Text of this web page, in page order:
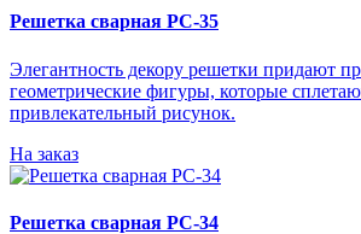
Решетка сварная РС-35
Элегантность декору решетки придают
геометрические фигуры, которые
привлекательный рисунок.
На заказ
Решетка сварная РС-34